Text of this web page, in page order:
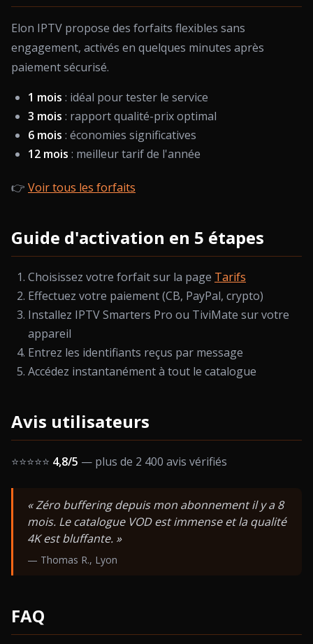
Elon IPTV propose des forfaits flexibles sans
engagement, activés en quelques minutes après
paiement sécurisé.
1 mois : idéal pour tester le service
3 mois : rapport qualité-prix optimal
6 mois : économies significatives
12 mois : meilleur tarif de l'année
👉 Voir tous les forfaits
Guide d'activation en 5 étapes
Choisissez votre forfait sur la page Tarifs
Effectuez votre paiement (CB, PayPal, crypto)
Installez IPTV Smarters Pro ou TiviMate sur votre
appareil
Entrez les identifiants reçus par message
Accédez instantanément à tout le catalogue
Avis utilisateurs
⭐⭐⭐⭐⭐ 4,8/5 — plus de 2 400 avis vérifiés
« Zéro buffering depuis mon abonnement il y a 8
mois. Le catalogue VOD est immense et la qualité
4K est bluffante. »
— Thomas R., Lyon
FAQ